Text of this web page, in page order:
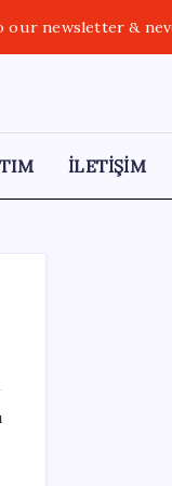
our newsletter &
İLETİŞİM